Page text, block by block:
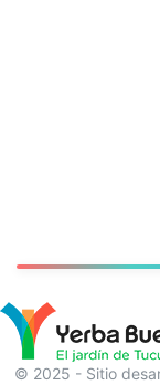
© 2025 - Sitio